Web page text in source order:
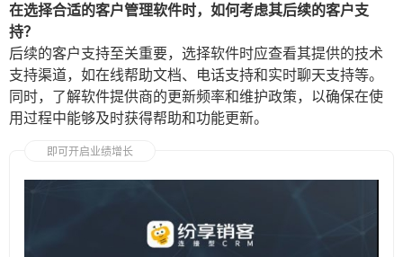
在选择合适的客户管理软件时，如何考虑其后续的客户支
持？
后续的客户支持至关重要，选择软件时应查看其提供的技术
支持渠道，如在线帮助文档、电话支持和实时聊天支持等。
同时，了解软件提供商的更新频率和维护政策，以确保在使
用过程中能够及时获得帮助和功能更新。
即可开启业绩增长